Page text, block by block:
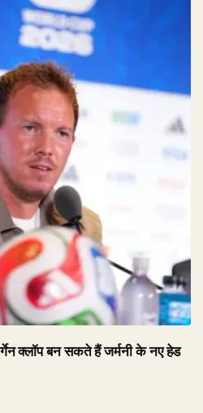
क्लॉप बन सकते हैं जर्मनी के नए हेड